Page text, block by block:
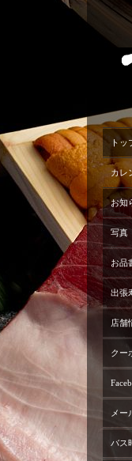
トッ
カレ
お知
写真
お品
出張
店舗
クー
メー
バス